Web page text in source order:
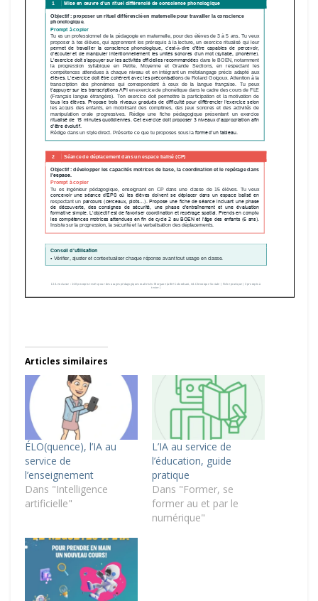
Articles similaires
ÉLO(quence), l’IA au
service de
l’enseignement
Dans "Intelligence
artificielle"
L’IA au service de
l’éducation, guide
pratique
Dans "Former, se
former au et par le
numérique"